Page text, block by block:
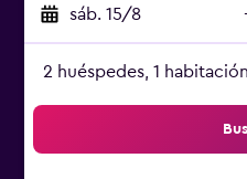
sáb. 15/8
2 huéspedes, 1 habitación